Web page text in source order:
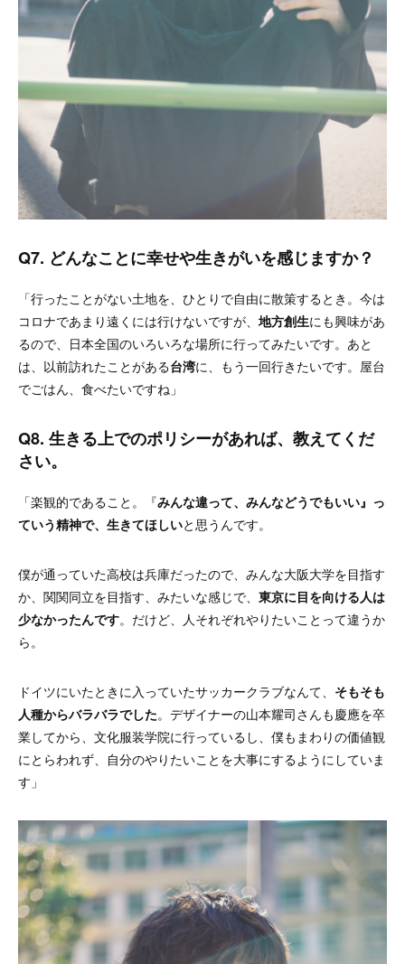
Q7. どんなことに幸せや生きがいを感じますか？
「行ったことがない土地を、ひとりで自由に散策するとき。今は
コロナであまり遠くには行けないですが、 地方創生にも興味があ
るので、日本全国のいろいろな場所に行ってみたいです。あと
は、以前訪れたことがある台湾に、もう一回行きたいです。屋台
でごはん、食べたいですね」
Q8. 生きる上でのポリシーがあれば、教えてくだ
さい。
「楽観的であること。『みんな違って、みんなどうでもいい』っ
ていう精神で、生きてほしいと思うんです。
僕が通っていた高校は兵庫だったので、みんな大阪大学を目指す
か、関関同立を目指す、みたいな感じで、 東京に目を向ける人は
少なかったんです。だけど、人それぞれやりたいことって違うか
ら。
ドイツにいたときに入っていたサッカークラブなんて、 そもそも
人種からバラバラでした。デザイナーの山本耀司さんも慶應を卒
業してから、文化服装学院に行っているし、僕もまわりの価値観
にとらわれず、自分のやりたいことを大事にするようにしていま
す」